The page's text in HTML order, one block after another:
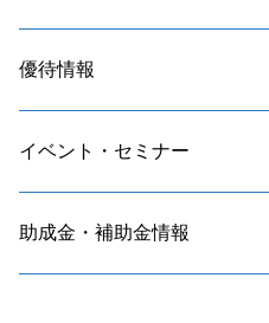
優待情報
イベント・セミナー
助成金・補助金情報